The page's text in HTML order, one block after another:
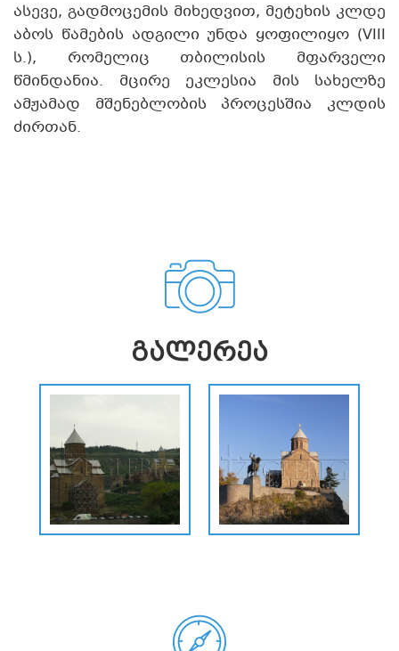
ასევე, გადმოცემის მიხედვით, მეტეხის კლდე
აბოს წამების ადგილი უნდა ყოფილიყო (VIII
ს.), რომელიც თბილისის მფარველი
წმინდანია. მცირე ეკლესია მის სახელზე
ამჟამად მშენებლობის პროცესშია კლდის
ძირთან.
ᲒᲐᲚᲔᲠᲔᲐ